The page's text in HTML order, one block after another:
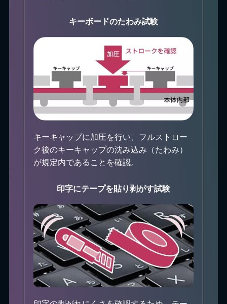
キーボードのたわみ試験
キーキャップに加圧を行い、フルストロー
ク後のキーキャップの沈み込み（たわみ）
が規定内であることを確認。
印字にテープを貼り剥がす試験